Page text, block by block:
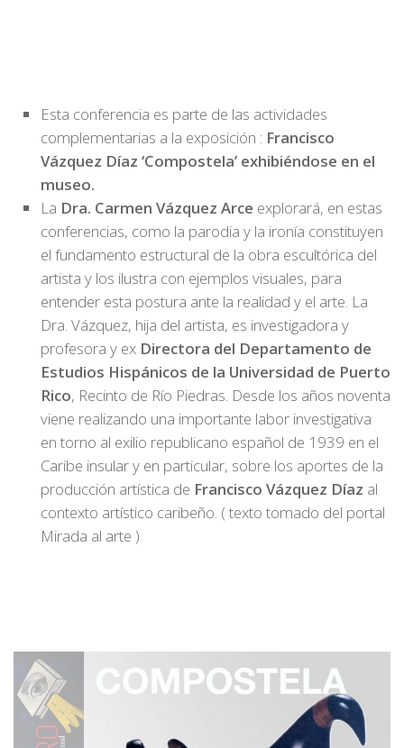
Esta conferencia es parte de las actividades
complementarias a la exposición : Francisco
Vázquez Díaz ‘Compostela’ exhibiéndose en el
museo.
La Dra. Carmen Vázquez Arce explorará, en estas
conferencias, como la parodia y la ironía constituyen
el fundamento estructural de la obra escultórica del
artista y los ilustra con ejemplos visuales, para
entender esta postura ante la realidad y el arte. La
Dra. Vázquez, hija del artista, es investigadora y
profesora y ex Directora del Departamento de
Estudios Hispánicos de la Universidad de Puerto
Rico, Recinto de Río Piedras. Desde los años noventa
viene realizando una importante labor investigativa
en torno al exilio republicano español de 1939 en el
Caribe insular y en particular, sobre los aportes de la
producción artística de Francisco Vázquez Díaz al
contexto artístico caribeño. ( texto tomado del portal
Mirada al arte )